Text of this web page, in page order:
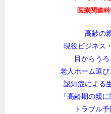
医療関連
高齢の
現役ビジネス
目からうろ
老人ホーム選び
認知症による
「高齢期の親
トラブル